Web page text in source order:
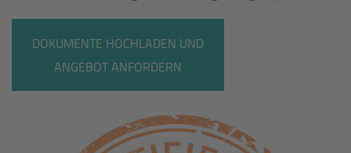
DOKUMENTE HOCHLADEN UND
ANGEBOT ANFORDERN